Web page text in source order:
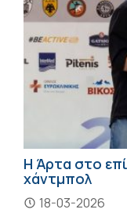
Η Άρτα στο
χάντμπολ
18-03-2026